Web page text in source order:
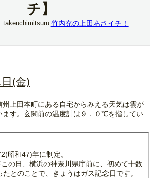
チ】
takeuchimitsuru 竹内充の上田あさイチ！
(金)
上田本町にある自宅からみえる天気は雲が
ます。玄関前の温度計は９．０℃を指してい
昭和47)年に制定。
の日、横浜の神奈川県庁前に、初めて十数
とのことで、きょうはガス記念日です。